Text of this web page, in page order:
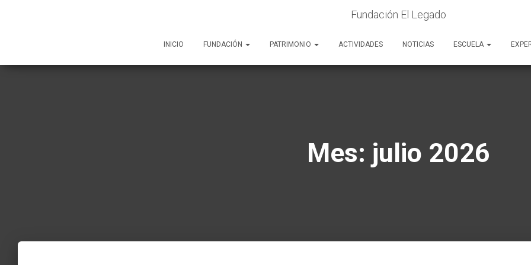
Fundación El Legado
INICIO FUNDACIÓN PATRIMONIO ACTIVIDADES NOTICIAS ESCUELA
Mes: julio 2026